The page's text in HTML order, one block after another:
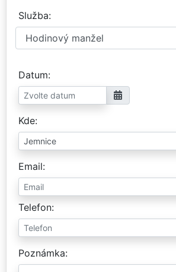
Služba
Datum
Kde
Email
Telefon
Poznámka